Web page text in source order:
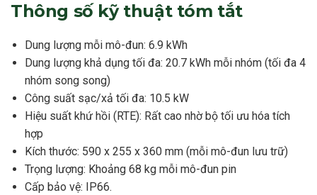
Thông số kỹ thuật tóm tắt
Dung lượng mỗi mô-đun: 6.9 kWh
Dung lượng khả dụng tối đa: 20.7 kWh mỗi nhóm (tối đa 4
nhóm song song)
Công suất sạc/xả tối đa: 10.5 kW
Hiệu suất khứ hồi (RTE): Rất cao nhờ bộ tối ưu hóa tích
hợp
Kích thước: 590 x 255 x 360 mm (mỗi mô-đun lưu trữ)
Trọng lượng: Khoảng 68 kg mỗi mô-đun pin
Cấp bảo vệ: IP66.